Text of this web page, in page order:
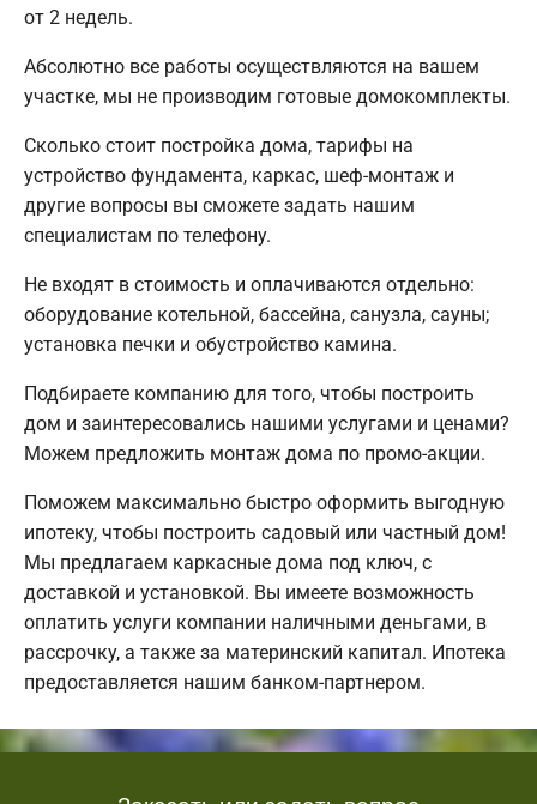
от 2 недель.
Абсолютно все работы осуществляются на вашем
участке, мы не производим готовые домокомплекты.
Сколько стоит постройка дома, тарифы на
устройство фундамента, каркас, шеф-монтаж и
другие вопросы вы сможете задать нашим
специалистам по телефону.
Не входят в стоимость и оплачиваются отдельно:
оборудование котельной, бассейна, санузла, сауны;
установка печки и обустройство камина.
Подбираете компанию для того, чтобы построить
дом и заинтересовались нашими услугами и ценами?
Можем предложить монтаж дома по промо-акции.
Поможем максимально быстро оформить выгодную
ипотеку, чтобы построить садовый или частный дом!
Мы предлагаем каркасные дома под ключ, с
доставкой и установкой. Вы имеете возможность
оплатить услуги компании наличными деньгами, в
рассрочку, а также за материнский капитал. Ипотека
предоставляется нашим банком-партнером.